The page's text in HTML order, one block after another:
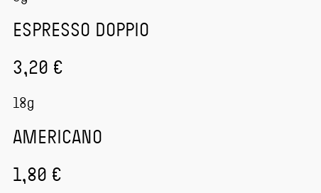
ESPRESSO DOPPIO
3,20 €
18g
AMERICANO
1,80 €